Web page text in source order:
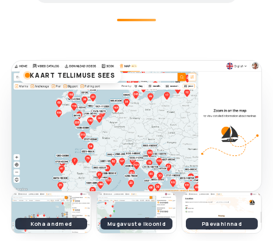
KAART TELLIMUSE SEES
Koha andmed Mugavuste ikoonid Päevahinnad